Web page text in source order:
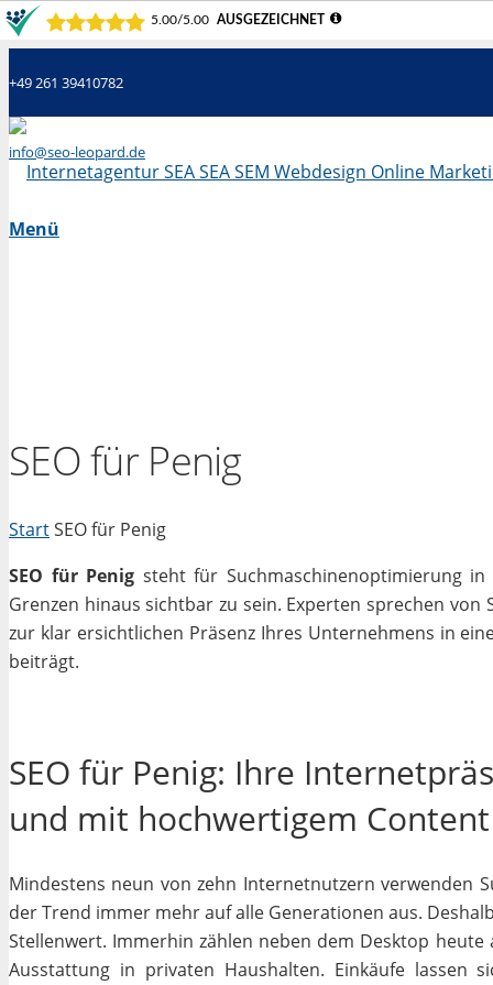
+49 261 39410782
info@seo-leopard.de
Menü
SEO für Penig
StartSEO für Penig
SEO für Penig steht für Suchmaschinenoptimierung
Grenzen hinaus sichtbar zu sein. Experten sprechen von
zur klar ersichtlichen Präsenz Ihres Unternehmens in
beiträgt.
SEO für Penig: Ihre
und mit hochwertigem Content
Mindestens neun von zehn Internetnutzern verwenden
der Trend immer mehr auf alle Generationen aus.
Stellenwert. Immerhin zählen neben dem Desktop
Ausstattung in privaten Haushalten. Einkäufe lassen